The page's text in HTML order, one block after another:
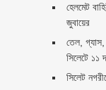
হেলমেট
জুবায়ের
তেল, গ্যাস,
সিলেটে ১১
সিলেট